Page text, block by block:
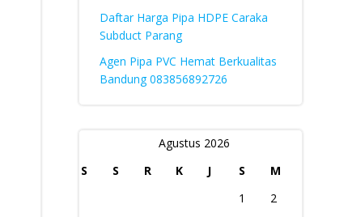
Daftar Harga Pipa HDPE Caraka
Subduct Parang
Agen Pipa PVC Hemat Berkualitas
Bandung 083856892726
Agustus 2026
S
S R K J S
M
1
2